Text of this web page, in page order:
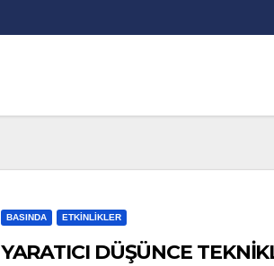
BASINDA ETKINLIKLER
YARATICI DÜŞÜNCE